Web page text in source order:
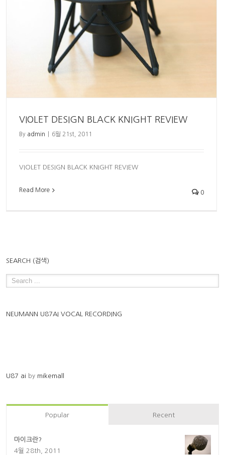
VIOLET DESIGN BLACK KNIGHT REVIEW
By admin 6월 21st, 2011
VIOLET DESIGN BLACK KNIGHT REVIEW
Read More 0
SEARCH (검색)
NEUMANN U87AI VOCAL RECORDING
U87 ai by mikemall
Popular Recent
마이크란?
4월 28th, 2011